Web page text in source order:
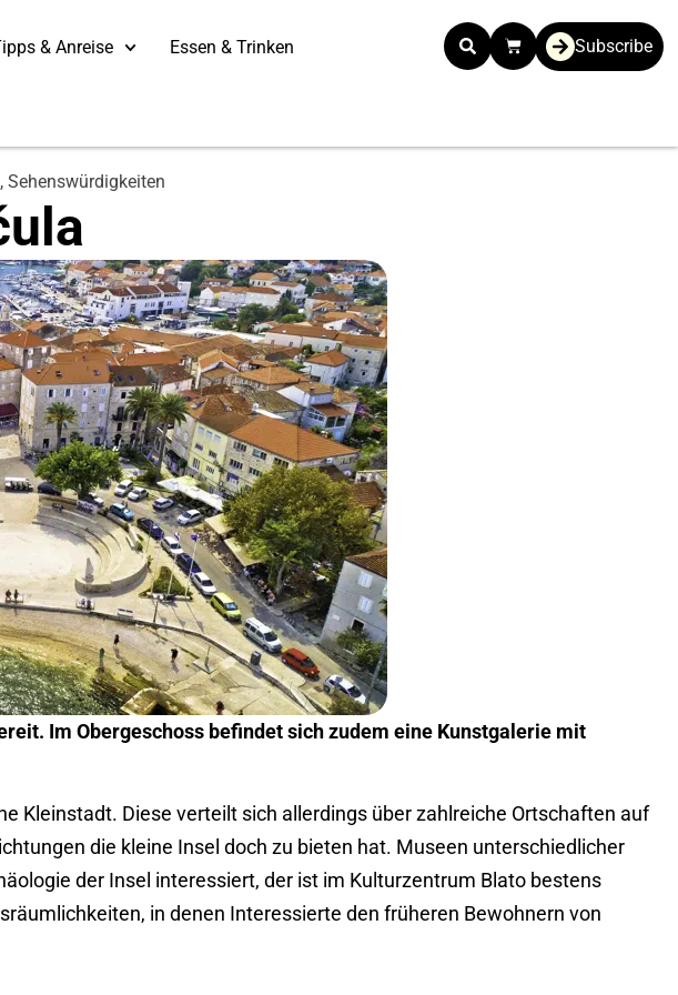
& Anreise Essen & Trinken Subscribe
, Sehenswürdigkeiten
Im Obergeschoss befindet sich zudem eine Kunstgalerie mit
Kleinstadt. Diese verteilt sich allerdings über zahlreiche Ortschaften auf
die kleine Insel doch zu bieten hat. Museen unterschiedlicher
der Insel interessiert, der ist im Kulturzentrum Blato bestens
in denen Interessierte den früheren Bewohnern von